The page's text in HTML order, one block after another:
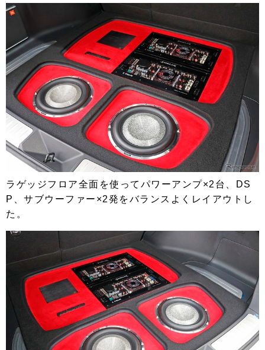
ラゲッジフロア全面を使ってパワーアンプ×2台、DS
P、サブウーファー×2発をバランスよくレイアウトし
た。